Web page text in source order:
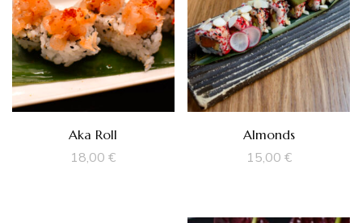
Aka Roll
18,00€
Almonds
15,00 €